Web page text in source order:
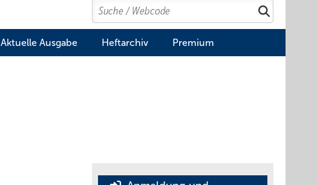
Search
Suchen
Aktuelle Ausgabe Heftarchiv Premium